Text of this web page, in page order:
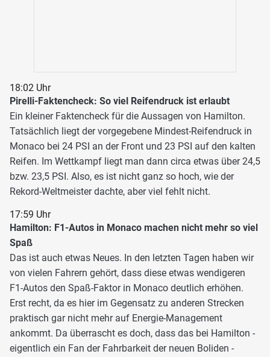
18:02 Uhr
Pirelli-Faktencheck: So viel Reifendruck ist erlaubt
Ein kleiner Faktencheck für die Aussagen von Hamilton.
Tatsächlich liegt der vorgegebene Mindest-Reifendruck in
Monaco bei 24 PSI an der Front und 23 PSI auf den kalten
Reifen. Im Wettkampf liegt man dann circa etwas über 24,5
bzw. 23,5 PSI. Also, es ist nicht ganz so hoch, wie der
Rekord-Weltmeister dachte, aber viel fehlt nicht.
17:59 Uhr
Hamilton: F1-Autos in Monaco machen nicht mehr so viel
Spaß
Das ist auch etwas Neues. In den letzten Tagen haben wir
von vielen Fahrern gehört, dass diese etwas wendigeren
F1-Autos den Spaß-Faktor in Monaco deutlich erhöhen.
Erst recht, da es hier im Gegensatz zu anderen Strecken
praktisch gar nicht mehr auf Energie-Management
ankommt. Da überrascht es doch, dass das bei Hamilton -
eigentlich ein Fan der Fahrbarkeit der neuen Boliden -